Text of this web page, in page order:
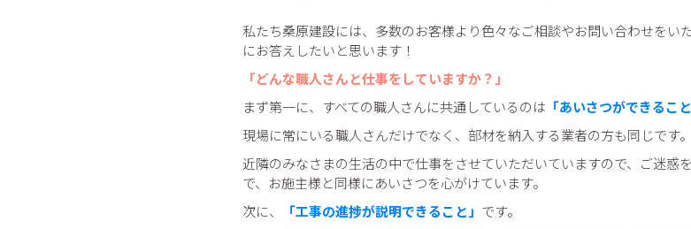
私たち桑原建設には、多数のお客様より色々なご相談やお問い合わせをい
にお答えしたいと思います！
「どんな職人さんと仕事をしていますか？」
まず第一に、すべての職人さんに共通しているのは 「あいさつができること
現場に常にいる職人さんだけでなく、部材を納入する業者の方も同じです。
近隣のみなさまの生活の中で仕事をさせていただいていますので、ご迷惑
で、お施主様と同様にあいさつを心がけています。
次に、
「工事の進捗が説明できること」 です。